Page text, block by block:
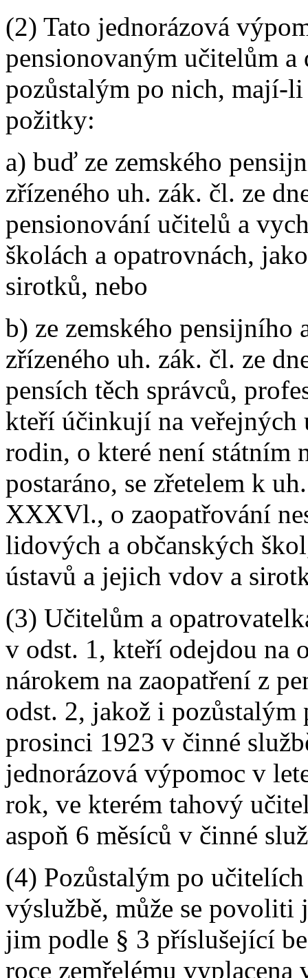
(2) Tato jednorázová
pensionovaným učitelům
pozůstalým po nich, mají-
požitky:
a) buď ze zemského
zřízeného uh. zák. čl. ze
pensionování učitelů a
školách a opatrovnách,
sirotků, nebo
b) ze zemského pensijního
zřízeného uh. zák. čl. ze
pensích těch správců,
kteří účinkují na veřejných
rodin, o které není státním
postaráno, se zřetelem k
XXXVl., o zaopatřování
lidových a občanských
ústavů a jejich vdov a
(3) Učitelům a
v odst. 1, kteří odejdou na
nárokem na zaopatření z
odst. 2, jakož i
prosinci 1923 v činné
jednorázová výpomoc v
rok, ve kterém tahový
aspoň 6 měsíců v činné
(4) Pozůstalým po
výslužbě, může se povoliti
jim podle § 3 příslušející
roce zemřelému